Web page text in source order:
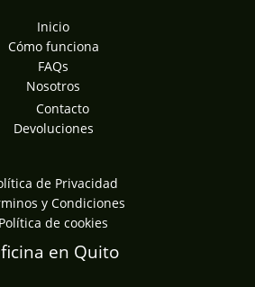
Inicio
Cómo funciona
FAQs
Nosotros
Contacto
Devoluciones
de Privacidad
y Condiciones
Política de cookies
en Quito